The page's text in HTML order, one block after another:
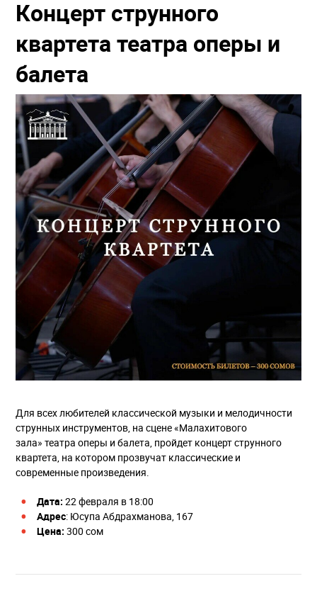
Концерт струнного
квартета театра оперы и
балета
Для всех любителей классической музыки и мелодичности
струнных инструментов, на сцене «Малахитового
зала» театра оперы и балета, пройдет концерт струнного
квартета, на котором прозвучат классические и
современные произведения.
Дата: 22 февраля в 18:00
Адрес: ​Юсупа Абдрахманова, 167
Цена: 300 сом